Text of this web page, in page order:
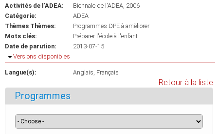
Activités de l'ADEA:
Biennale de l'ADEA, 2006
Catégorie:
ADEA
Thèmes Thèmes:
Programmes DPE à amèliorer
Mots clés:
Préparer l'école à l'enfant
Date de parution:
2013-07-15
Masquer
Versions disponibles
Langue(s): Anglais Français
Retour à la liste
Programmes